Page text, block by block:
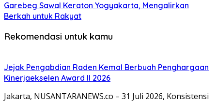
Garebeg Sawal Keraton Yogyakarta, Mengalirkan
Berkah untuk Rakyat
Rekomendasi untuk kamu
Jejak Pengabdian Raden Kemal Berbuah Penghargaan
Kinerjaekselen Award II 2026
Jakarta, NUSANTARANEWS.co – 31 Juli 2026, Konsistensi